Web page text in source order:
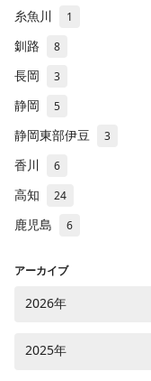
糸魚川 1
釧路 8
長岡 3
静岡 5
静岡東部伊豆 3
香川 6
高知 24
鹿児島 6
アーカイブ
2026年
2025年